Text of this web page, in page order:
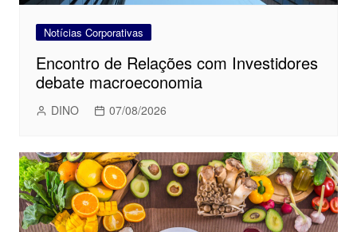
Notícias Corporativas
Encontro de Relações com Investidores
debate macroeconomia
DINO 07/08/2026